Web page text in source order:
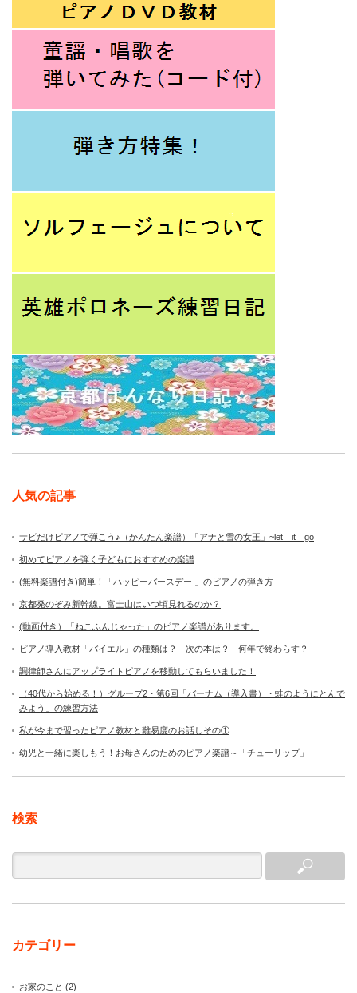
人気の記事
サビだけピアノで弾こう♪（かんたん楽譜）「アナと雪の女王」~let it go
初めてピアノを弾く子どもにおすすめの楽譜
(無料楽譜付き)簡単！「ハッピーバースデー 」のピアノの弾き方
京都発のぞみ新幹線。富士山はいつ頃見れるのか？
(動画付き）「ねこふんじゃった」のピアノ楽譜があります。
ピアノ導入教材「バイエル」の種類は？ 次の本は？ 何年で終わらす？
調律師さんにアップライトピアノを移動してもらいました！
（40代から始める！）グループ2・第6回「バーナム（導入書）・蛙のようにとんで
みよう」の練習方法
私が今まで習ったピアノ教材と難易度のお話しその①
幼児と一緒に楽しもう！お母さんのためのピアノ楽譜～「チューリップ」
検索
カテゴリー
お家のこと (2)